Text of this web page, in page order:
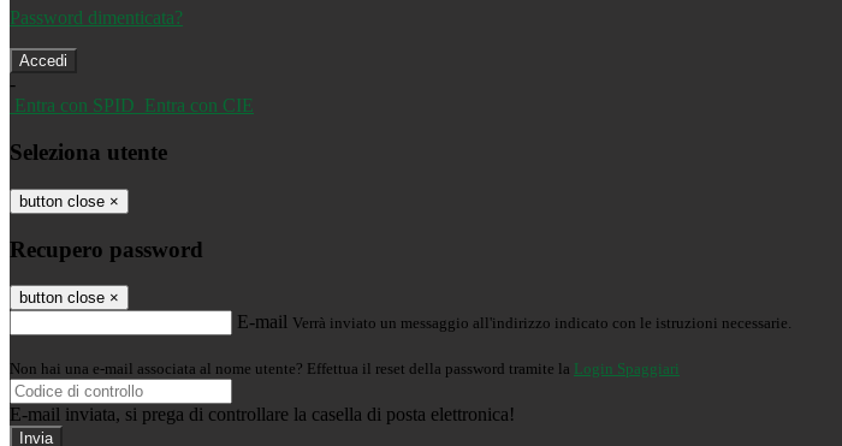
Password dimenticata?
-
Entra con SPID Entra con CIE
Seleziona utente
button close ×
Recupero password
button close ×
E-mail Verrà inviato un messaggio all'indirizzo indicato con le istruzioni necessarie.
Non hai una e-mail associata al nome utente? Effettua il reset della password tramite la Login Spaggiari
E-mail inviata, si prega di controllare la casella di posta elettronica!